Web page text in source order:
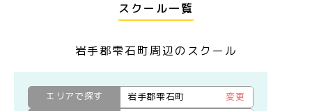
スクール一覧
岩手郡雫石町周辺のスクール
エリアで探す 岩手郡雫石町
変更